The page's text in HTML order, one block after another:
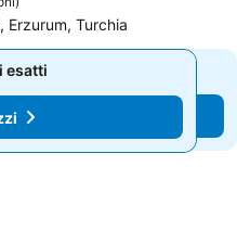
Erzurum, Turchia
esatti
esatti